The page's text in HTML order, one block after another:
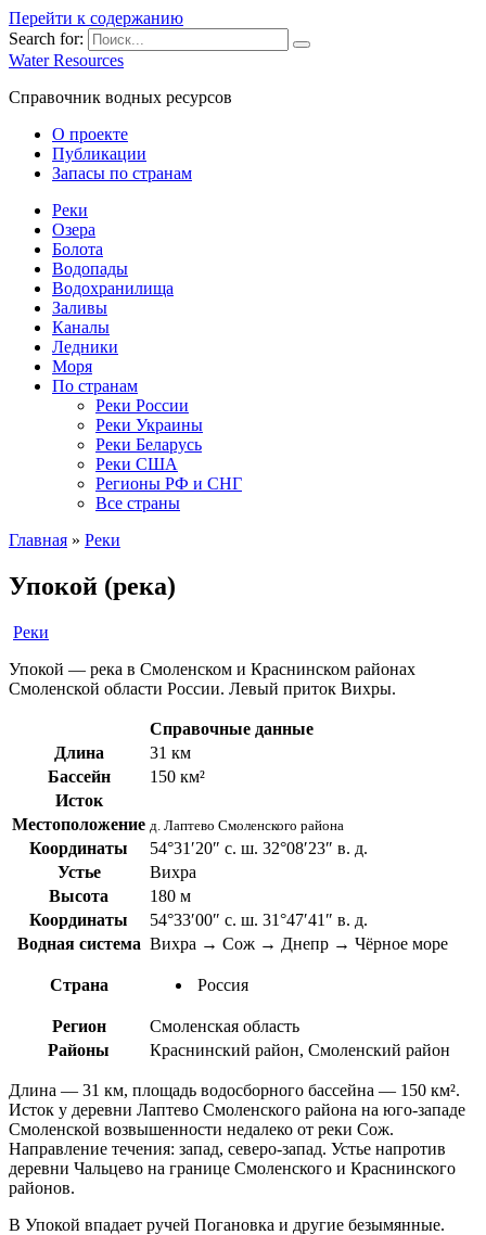
Перейти к содержанию
Search for:
Water Resources
Справочник водных ресурсов
О проекте
Публикации
Запасы по странам
Реки
Озера
Болота
Водопады
Водохранилища
Заливы
Каналы
Ледники
Моря
По странам
Реки России
Реки Украины
Реки Беларусь
Реки США
Регионы РФ и СНГ
Все страны
Главная » Реки
Упокой (река)
Реки
Упокой — река в Смоленском и Краснинском районах
Смоленской области России. Левый приток Вихры.
Справочные данные
Длина
31 км
Бассейн
150 км²
Исток
Местоположение д. Лаптево Смоленского района
Координаты
54°31′20″ с. ш. 32°08′23″ в. д.
Устье
Вихра
Высота
180 м
Координаты
54°33′00″ с. ш. 31°47′41″ в. д.
Водная система Вихра → Сож → Днепр → Чёрное море
Страна Россия
Регион
Смоленская область
Районы
Краснинский район, Смоленский район
Длина — 31 км, площадь водосборного бассейна — 150 км².
Исток у деревни Лаптево Смоленского района на юго-западе
Смоленской возвышенности недалеко от реки Сож.
Направление течения: запад, северо-запад. Устье напротив
деревни Чальцево на границе Смоленского и Краснинского
районов.
В Упокой впадает ручей Погановка и другие безымянные.